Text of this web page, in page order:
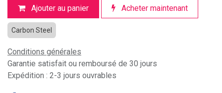
Ajouter au panier Acheter maintenant
Carbon Steel
Conditions générales
Garantie satisfait ou remboursé de 30 jours
Expédition : 2-3 jours ouvrables